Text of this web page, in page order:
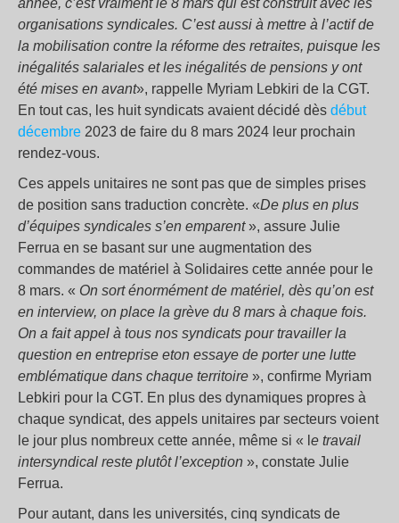
année, c’est vraiment le 8 mars qui est construit avec les
organisations syndicales. C’est aussi à mettre à l’actif de
la mobilisation contre la réforme des retraites, puisque les
inégalités salariales et les inégalités de pensions y ont
été mises en avant», rappelle Myriam Lebkiri de la CGT.
En tout cas, les huit syndicats avaient décidé dès début
décembre 2023 de faire du 8 mars 2024 leur prochain
rendez-vous.
Ces appels unitaires ne sont pas que de simples prises
de position sans traduction concrète. «De plus en plus
d’équipes syndicales s’en emparent», assure Julie
Ferrua en se basant sur une augmentation des
commandes de matériel à Solidaires cette année pour le
8 mars. « On sort énormément de matériel, dès qu’on est
en interview, on place la grève du 8 mars à chaque fois.
On a fait appel à tous nos syndicats pour travailler la
question en entreprise eton essaye de porter une lutte
emblématique dans chaque territoire », confirme Myriam
Lebkiri pour la CGT. En plus des dynamiques propres à
chaque syndicat, des appels unitaires par secteurs voient
le jour plus nombreux cette année, même si « l e travail
intersyndical reste plutôt l’exception », constate Julie
Ferrua.
Pour autant, dans les universités, cinq syndicats de